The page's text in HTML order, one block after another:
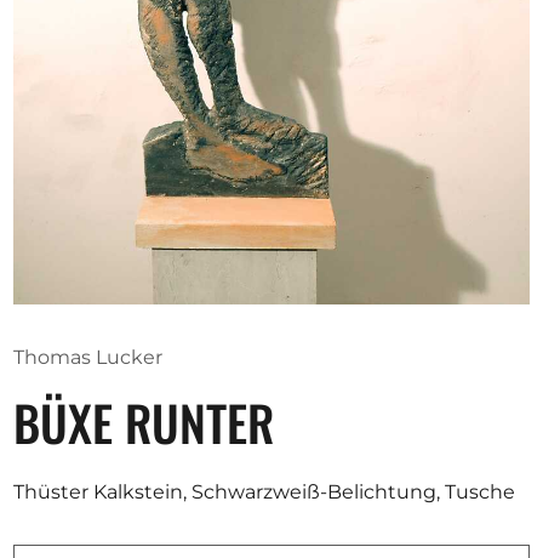
Ausschreibungen
Mitglied werden
Künstler:innen
Kontakt
Thomas Lucker
BÜXE RUNTER
Thüster Kalkstein, Schwarzweiß-Belichtung, Tusche